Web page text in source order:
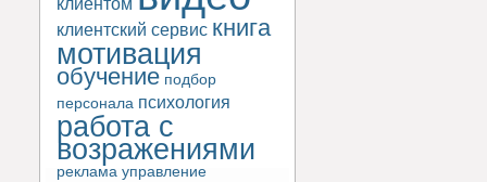
клиентский сервис книга
мотивация
обучение подбор
персонала психология
работа с
возражениями
реклама управление